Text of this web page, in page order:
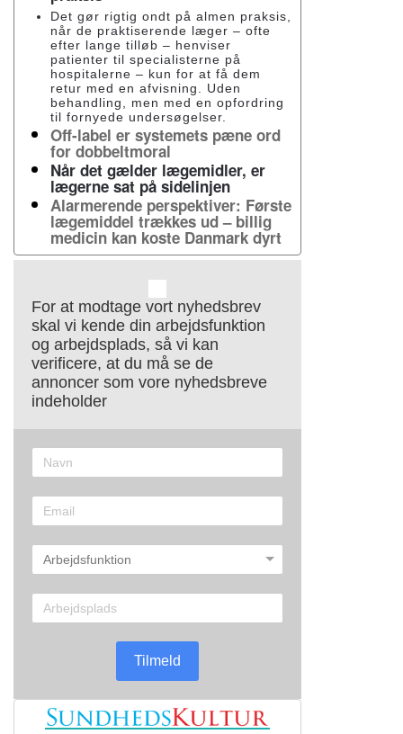
Det gør rigtig ondt på almen praksis,
når de praktiserende læger – ofte
efter lange tilløb – henviser
patienter til specialisterne på
hospitalerne – kun for at få dem
retur med en afvisning. Uden
behandling, men med en opfordring
til fornyede undersøgelser.
Off-label er systemets pæne ord
for dobbeltmoral
Når det gælder lægemidler, er
lægerne sat på sidelinjen
Alarmerende perspektiver: Første
lægemiddel trækkes ud – billig
medicin kan koste Danmark dyrt
For at modtage vort nyhedsbrev
skal vi kende din arbejdsfunktion
og arbejdsplads, så vi kan
verificere, at du må se de
annoncer som vore nyhedsbreve
indeholder
Tilmeld